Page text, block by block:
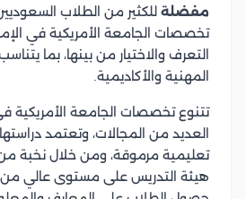
مفضلة للكثير من الطلاب
تخصصات الجامعة الأمريكية في
التعرف والاختيار من بينها، بما
المهنية والأكاديمية.
تتنوع تخصصات الجامعة الأمريكية
العديد من المجالات، وتعتمد
تعليمية مرموقة، ومن خلال نخبة
هيئة التدريس على مستوى عالي من